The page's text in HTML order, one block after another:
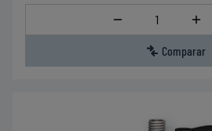
Cantidad
Comparar